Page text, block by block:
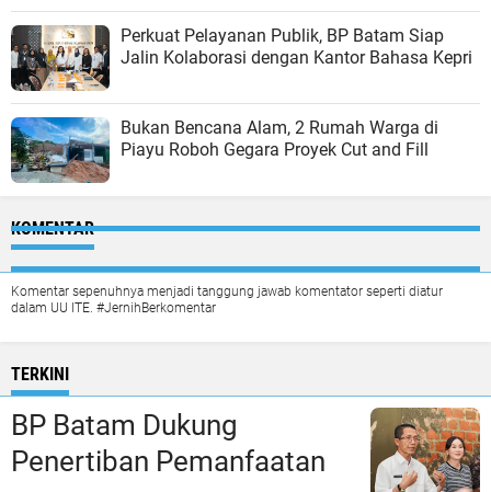
Perkuat Pelayanan Publik, BP Batam Siap
Jalin Kolaborasi dengan Kantor Bahasa Kepri
Bukan Bencana Alam, 2 Rumah Warga di
Piayu Roboh Gegara Proyek Cut and Fill
KOMENTAR
Komentar sepenuhnya menjadi tanggung jawab komentator seperti diatur
dalam UU ITE. #JernihBerkomentar
TERKINI
BP Batam Dukung
Penertiban Pemanfaatan